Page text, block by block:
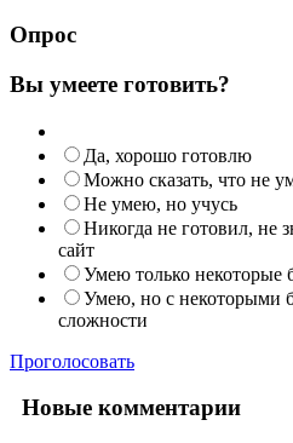
Опрос
Вы умеете готовить?
Да, хорошо готовлю
Можно сказать, что не
Не умею, но учусь
Никогда не готовил, не
сайт
Умею только некоторые
Умею, но с некоторыми
сложности
Проголосовать
Новые комментарии